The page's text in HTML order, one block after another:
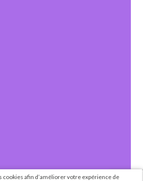
cookies afin d’améliorer votre expérience de